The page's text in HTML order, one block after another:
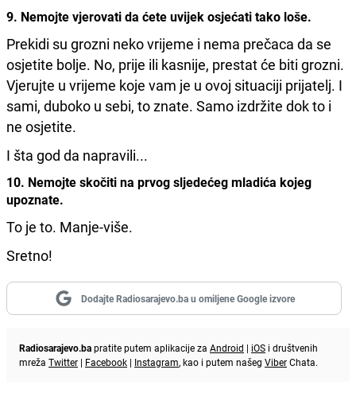
9. Nemojte vjerovati da ćete uvijek osjećati tako loše.
Prekidi su grozni neko vrijeme i nema prečaca da se
osjetite bolje. No, prije ili kasnije, prestat će biti grozni.
Vjerujte u vrijeme koje vam je u ovoj situaciji prijatelj. I
sami, duboko u sebi, to znate. Samo izdržite dok to i
ne osjetite.
I šta god da napravili...
10. Nemojte skočiti na prvog sljedećeg mladića kojeg
upoznate.
To je to. Manje-više.
Sretno!
Dodajte Radiosarajevo.ba u omiljene Google izvore
Radiosarajevo.bapratite putem aplikacije za Android | iOS i društvenih
mreža Twitter | Facebook | Instagram, kao i putem našeg ViberChata.